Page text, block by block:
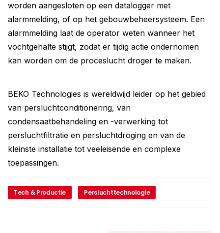
worden aangesloten op een datalogger met
alarmmelding, of op het gebouwbeheersysteem. Een
alarmmelding laat de operator weten wanneer het
vochtgehalte stijgt, zodat er tijdig actie ondernomen
kan worden om de proceslucht droger te maken.
BEKO Technologies is wereldwijd leider op het gebied
van persluchtconditionering, van
condensaatbehandeling en -verwerking tot
persluchtfiltratie en persluchtdroging en van de
kleinste installatie tot veeleisende en complexe
toepassingen.
Tech & Productie Persluchttechnologie